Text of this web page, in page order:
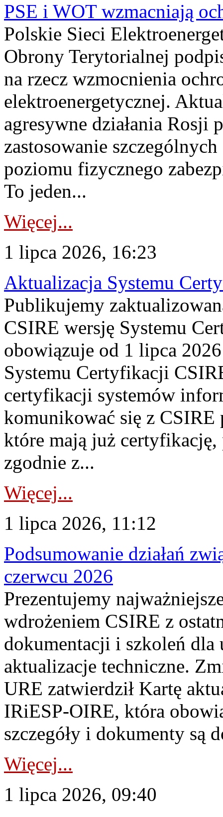
PSE i WOT wzmacniają
Polskie Sieci
Obrony Terytorialnej
na rzecz wzmocnienia
elektroenergetycznej.
agresywne działania Rosji
zastosowanie
poziomu fizycznego
To jeden...
Więcej...
1 lipca 2026, 16:23
Aktualizacja Systemu
Publikujemy
CSIRE wersję Systemu
obowiązuje od 1 lipca
Systemu Certyfikacji
certyfikacji systemów
komunikować się z
które mają już
zgodnie z...
Więcej...
1 lipca 2026, 11:12
Podsumowanie działań
czerwcu 2026
Prezentujemy
wdrożeniem CSIRE z
dokumentacji i szkoleń
aktualizacje techniczne.
URE zatwierdził Kartę
IRiESP‑OIRE, która
szczegóły i dokumenty są
Więcej...
1 lipca 2026, 09:40